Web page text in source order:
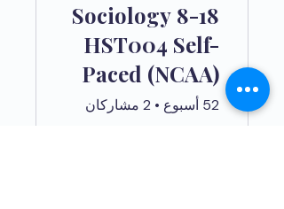
Sociology 8-18
HST004 Self-
Paced (NCAA)
52 أسبوع • 2 مشاركان